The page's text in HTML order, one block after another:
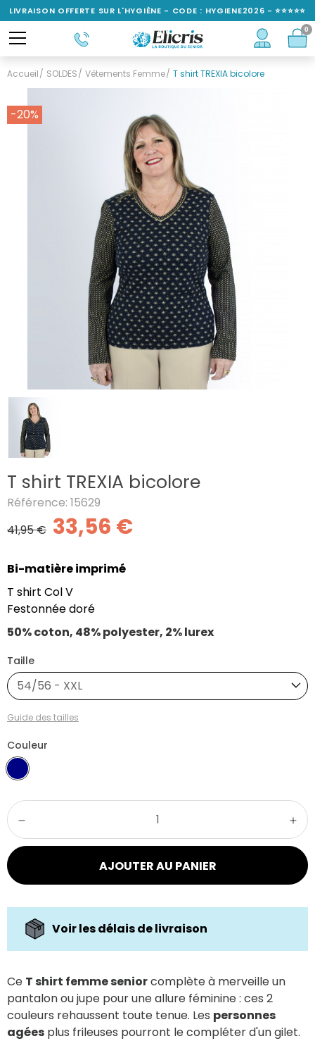
Accueil SOLDES Vêtements Femme T shirt TREXIA bicolore
-20%
T shirt TREXIA bicolore
Référence: 15629
41,95 € 33,56 €
Bi-matière imprimé
T shirt Col V
Festonnée doré
50% coton, 48% polyester, 2% lurex
Couleur
Taille
54/56 - XXL
Guide des tailles
AJOUTER AU PANIER
Voir les délais de livraison
Ce T shirt femme seniorcomplète à merveille un
pantalon ou jupe pour une allure féminine : ces 2
couleurs rehaussent toute tenue. Les personnes
agées plus frileuses pourront le compléter d'un gilet.
LIVRAISON OFFERTE SUR L'HYGIÈNE - CODE : HYGIENE2026 - ⭐⭐⭐⭐⭐
NOTÉ 4,6/5
0